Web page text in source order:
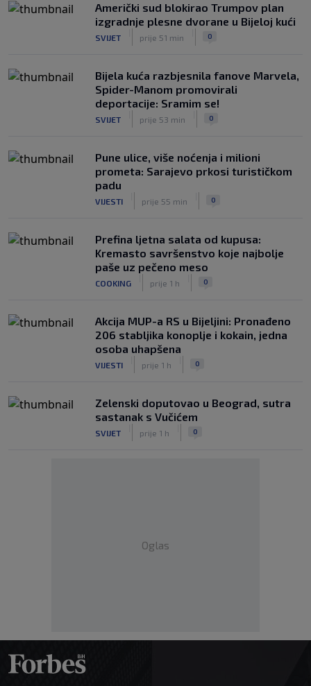
Američki sud blokirao Trumpov plan
izgradnje plesne dvorane u Bijeloj kući
SVIJET prije 51 min 0
Bijela kuća razbjesnila fanove Marvela,
Spider-Manom promovirali
deportacije: Sramim se!
SVIJET prije 53 min 0
Pune ulice, više noćenja i milioni
prometa: Sarajevo prkosi turističkom
padu
VIJESTI prije 55 min 0
Prefina ljetna salata od kupusa:
Kremasto savršenstvo koje najbolje
paše uz pečeno meso
COOKING prije 1 h 0
Akcija MUP-a RS u Bijeljini: Pronađeno
206 stabljika konoplje i kokain, jedna
osoba uhapšena
VIJESTI prije 1 h 0
Zelenski doputovao u Beograd, sutra
sastanak s Vučićem
SVIJET prije 1 h 0
Oglas